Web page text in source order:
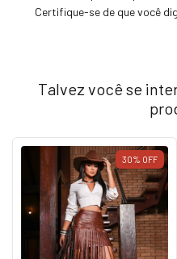
Certifique-se de que você
Talvez você se
30% OFF